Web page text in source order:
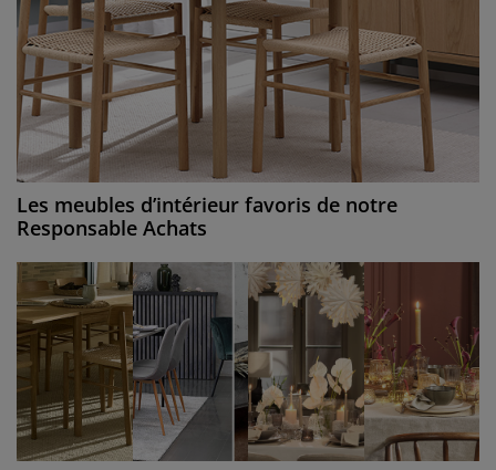
Les meubles d’intérieur favoris de notre
Responsable Achats